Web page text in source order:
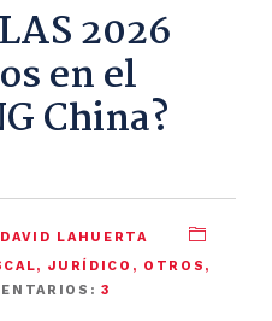
2026
en el
China?
DAVID LAHUERTA
, JURÍDICO , OTROS ,
3